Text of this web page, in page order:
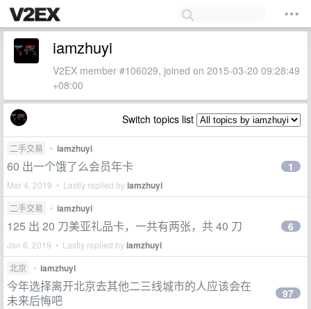
iamzhuyi
V2EX member #106029, joined on 2015-03-20 09:28:49
+08:00
Switch topics list
二手交易 • iamzhuyi
60 出一个饿了么会员年卡
Mar 4, 2019 • Lastly replied byiamzhuyi
1
二手交易 • iamzhuyi
125 出 20 刀美亚礼品卡，一共有两张，共 40 刀
Jan 6, 2019 • Lastly replied byiamzhuyi
6
北京 • iamzhuyi
今年选择离开北京去其他二三线城市的人应该会在
未来后悔吧
97